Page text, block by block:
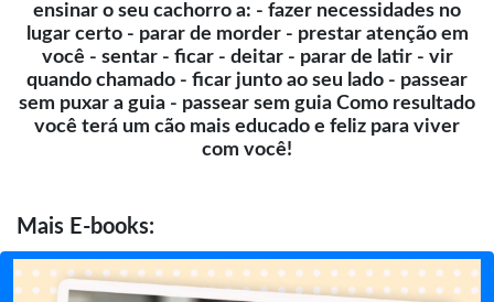
ensinar o seu cachorro a: - fazer necessidades no
lugar certo - parar de morder - prestar atenção em
você - sentar - ficar - deitar - parar de latir - vir
quando chamado - ficar junto ao seu lado - passear
sem puxar a guia - passear sem guia Como resultado
você terá um cão mais educado e feliz para viver
com você!
Mais E-books: